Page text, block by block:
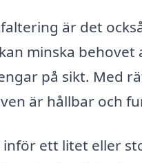
är det
minska
på sikt. Med
är hållbar och
inför ett litet eller